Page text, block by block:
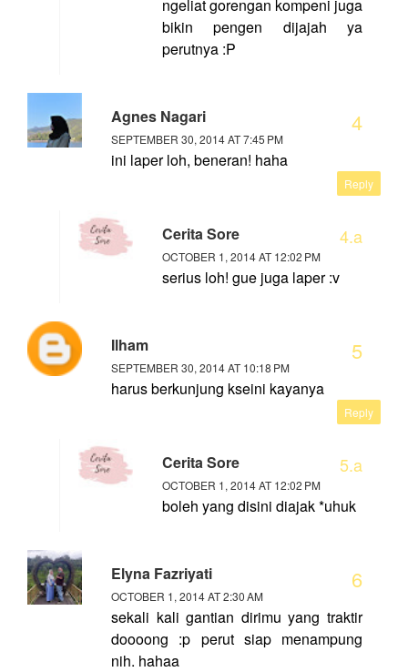
ngeliat gorengan kompeni juga
bikin pengen dijajah ya
perutnya :P
Agnes Nagari
SEPTEMBER 30, 2014 AT 7:45 PM
ini laper loh, beneran! haha
Reply
Cerita Sore
OCTOBER 1, 2014 AT 12:02 PM
serius loh! gue juga laper :v
Ilham
SEPTEMBER 30, 2014 AT 10:18 PM
harus berkunjung kseini kayanya
Reply
Cerita Sore
OCTOBER 1, 2014 AT 12:02 PM
boleh yang disini diajak *uhuk
Elyna Fazriyati
OCTOBER 1, 2014 AT 2:30 AM
sekali kali gantian dirimu yang traktir
doooong :p perut siap menampung
nih. hahaa